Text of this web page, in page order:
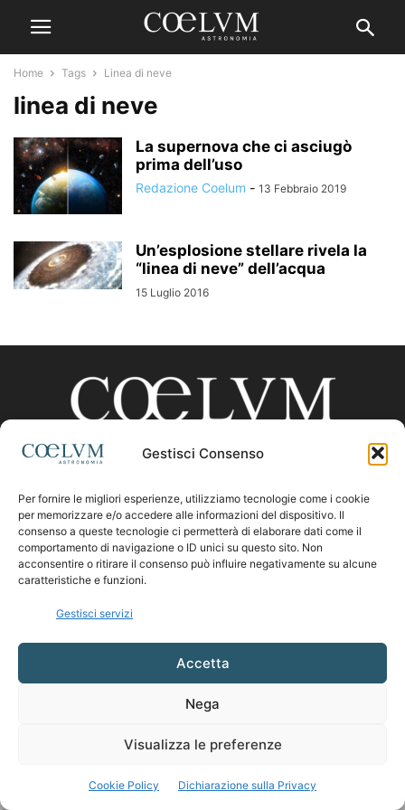
Gestisci Consenso
Per fornire le migliori esperienze, utilizziamo tecnologie come i cookie
per memorizzare e/o accedere alle informazioni del dispositivo. Il
consenso a queste tecnologie ci permetterà di elaborare dati come il
comportamento di navigazione o ID unici su questo sito. Non
acconsentire o ritirare il consenso può influire negativamente su alcune
caratteristiche e funzioni.
Gestisci servizi
Accetta
Nega
Visualizza le preferenze
Cookie Policy Dichiarazione sulla Privacy
Home Tags Linea di neve
linea di neve
La supernova che ci asciugò
prima dell’uso
Redazione Coelum - 13 Febbraio 2019
Un’esplosione stellare rivela la
“linea di neve” dell’acqua
15 Luglio 2016
CHI SIAMO
Contattaci:coelumastro@coelum.com